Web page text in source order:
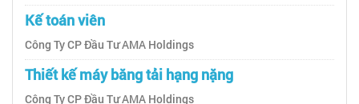
Kế toán viên
Công Ty CP Đầu Tư AMA Holdings
Thiết kế máy băng tải hạng nặng
Công Ty CP Đầu Tư AMA Holdings